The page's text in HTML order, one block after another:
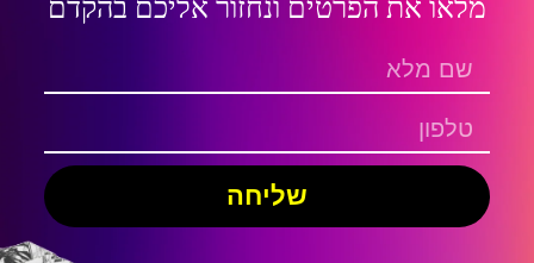
מלאו את הפרטים ונחזור אליכם בהקדם
שליחה